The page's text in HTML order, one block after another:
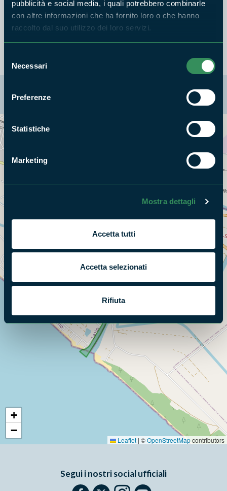
pubblicità e social media, i quali potrebbero combinarle
con altre informazioni che ha fornito loro o che hanno
raccolto dal suo utilizzo dei loro servizi.
delNecessari
Preferenze
Statistiche
Marketing
Mostra dettagli
Accetta tutti
Accetta selezionati
Rifiuta
• Iniziativa gratuita.
Info:Massimo Amoroso, tel. 347 5087535
+
−
Leaflet | ©OpenStreetMapcontributors
Segui i nostri social ufficiali